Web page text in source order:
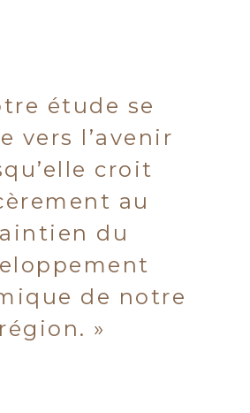
étude se
vers l’avenir
croit
au
du
de notre
région. »